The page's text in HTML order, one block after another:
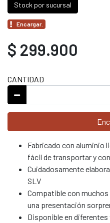
Stock por sucursal
Encargar.
$ 299.900
CANTIDAD
Fabricado con aluminio
fácil de transportar y
Cuidadosamente
SLV
Compatible con
una presentación
Disponible en